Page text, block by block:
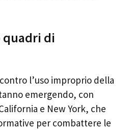
quadri di
l’uso improprio della
emergendo, con
e New York, che
per combattere le